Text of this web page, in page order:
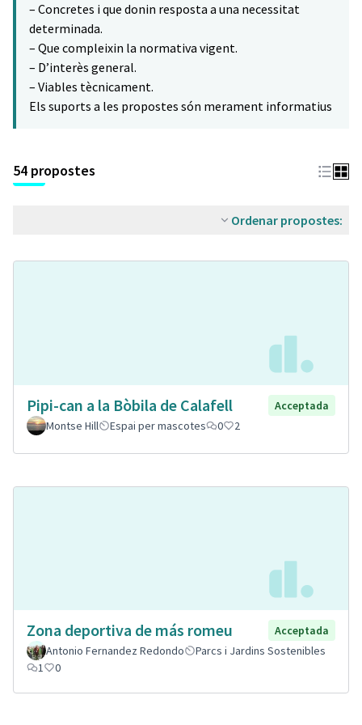
– Concretes i que donin resposta a una necessitat
determinada.
– Que compleixin la normativa vigent.
– D’interès general.
– Viables tècnicament.
Els suports a les propostes són merament informatius
54 propostes
Ordenar propostes:
Pipi-can a la Bòbila de Calafell
Acceptada
Montse Hill
Espai per mascotes 0 2
Zona deportiva de más romeu
Acceptada
Antonio Fernandez Redondo
Parcs i Jardins Sostenibles
1
0